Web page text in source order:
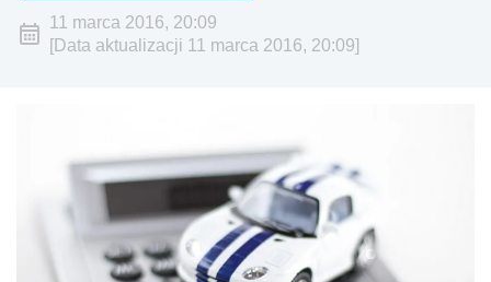
11 marca 2016, 20:09
[Data aktualizacji 11 marca 2016, 20:09]